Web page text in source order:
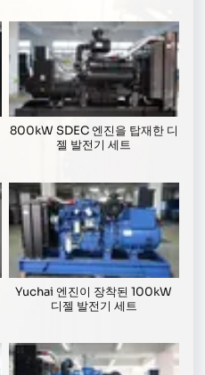
800kW SDEC 엔진을 탑재한 디
젤 발전기 세트
Yuchai 엔진이 장착된 100kW
디젤 발전기 세트